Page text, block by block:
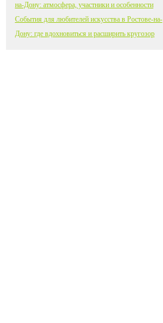
на-Дону: атмосфера, участники и особенности
События для любителей искусства в Ростове-на-
Дону: где вдохновиться и расширить кругозор